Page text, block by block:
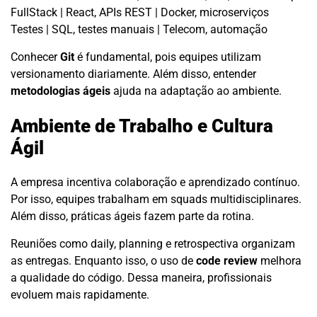
FullStack | React, APIs REST | Docker, microserviços
Testes | SQL, testes manuais | Telecom, automação
ConhecerGit é fundamental, pois equipes utilizam
versionamento diariamente. Além disso, entender
metodologias ágeis ajuda na adaptação ao ambiente.
Ambiente de Trabalho e Cultura
Ágil
A empresa incentiva colaboração e aprendizado contínuo.
Por isso, equipes trabalham em squads multidisciplinares.
Além disso, práticas ágeis fazem parte da rotina.
Reuniões como daily, planning e retrospectiva organizam
as entregas. Enquanto isso, o uso de code review melhora
a qualidade do código. Dessa maneira, profissionais
evoluem mais rapidamente.